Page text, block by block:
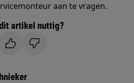
aan te vragen.
artikel nuttig?